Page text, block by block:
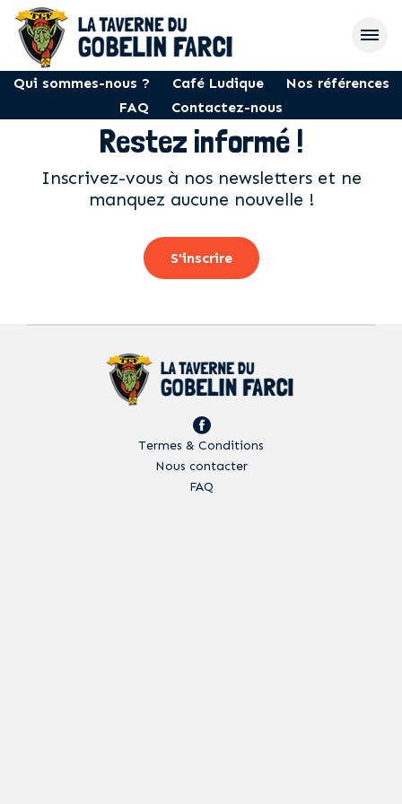
Qui sommes-nous ? Café Ludique
Nos références
FAQ
Contactez-nous
Restez informé !
Inscrivez-vous à nos newsletters et ne
manquez aucune nouvelle !
S'inscrire
Termes & Conditions
Nous contacter
FAQ